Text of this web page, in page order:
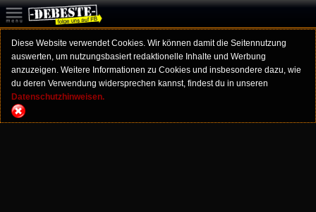
Diese Website verwendet Cookies. Wir können damit die Seitennutzung
auswerten, um nutzungsbasiert redaktionelle Inhalte und Werbung
anzuzeigen. Weitere Informationen zu Cookies und insbesondere dazu, wie
du deren Verwendung widersprechen kannst, findest du in unseren
Datenschutzhinweisen.